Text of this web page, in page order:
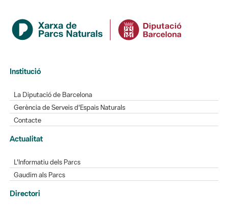
Institució
La Diputació de Barcelona
Gerència de Serveis d'Espais Naturals
Contacte
Actualitat
L'Informatiu dels Parcs
Gaudim als Parcs
Directori